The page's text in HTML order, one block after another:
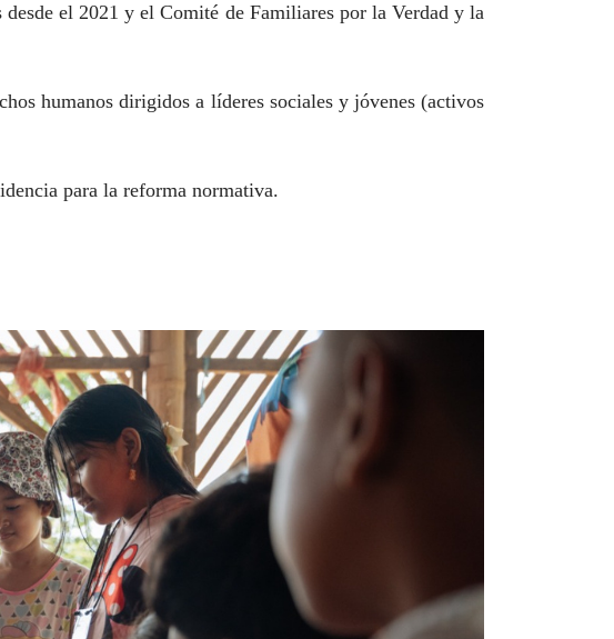
el 2021 y el Comité de Familiares por la Verdad y la
humanos dirigidos a líderes sociales y jóvenes (activos
para la reforma normativa.